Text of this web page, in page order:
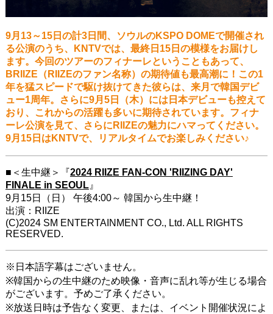
9月13～15日の計3日間、ソウルのKSPO DOMEで開催され
る公演のうち、KNTVでは、最終日15日の模様をお届けし
ます。今回のツアーのフィナーレということもあって、
BRIIZE（RIIZEのファン名称）の期待値も最高潮に！この1
年を猛スピードで駆け抜けてきた彼らは、来月で韓国デビ
ュー1周年。さらに9月5日（木）には日本デビューも控えて
おり、これからの活躍も多いに期待されています。フィナ
ーレ公演を見て、さらにRIIZEの魅力にハマってください。
9月15日はKNTVで、リアルタイムでお楽しみください♪
■＜生中継＞『2024 RIIZE FAN-CON 'RIIZING DAY'
FINALE in SEOUL』
9月15日（日） 午後4:00～ 韓国から生中継！
出演：RIIZE
(C)2024 SM ENTERTAINMENT CO., Ltd. ALL RIGHTS
RESERVED.
※日本語字幕はございません。
※韓国からの生中継のため映像・音声に乱れ等が生じる場合
がございます。予めご了承ください。
※放送日時は予告なく変更、または、イベント開催状況によ